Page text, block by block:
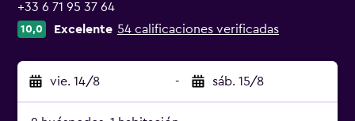
+33 6 71 95 37 64
10,0 Excelente 54 calificaciones verificadas
vie. 14/8 - sáb. 15/8